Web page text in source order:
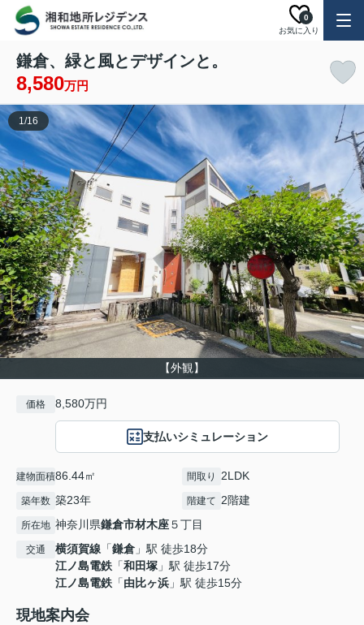
お気に入り
0
鎌倉、緑と風とデザインと。
8,580万円
【外観】
1/16
価格 8,580万円
支払いシミュレーション
建物面積86.44㎡ 間取り 2LDK
築年数 築23年 階建て 2階建
所在地 神奈川県鎌倉市材木座５丁目
交通 横須賀線 「鎌倉 」駅 徒歩18分
江ノ島電鉄 「和田塚 」駅 徒歩17分
江ノ島電鉄 「由比ヶ浜 」駅 徒歩15分
現地案内会